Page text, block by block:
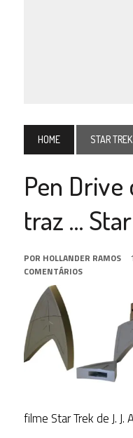
HOME STAR TREK
Pen Drive
traz …
POR HOLLANDER RAMOS
COMENTÁRIOS
filme Star Trek de J.